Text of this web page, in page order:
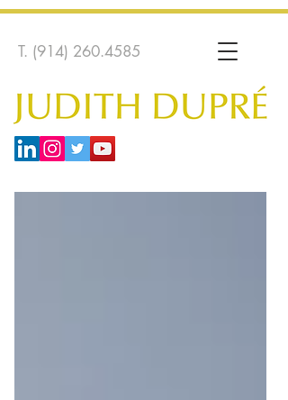
T. (914) 260.4585